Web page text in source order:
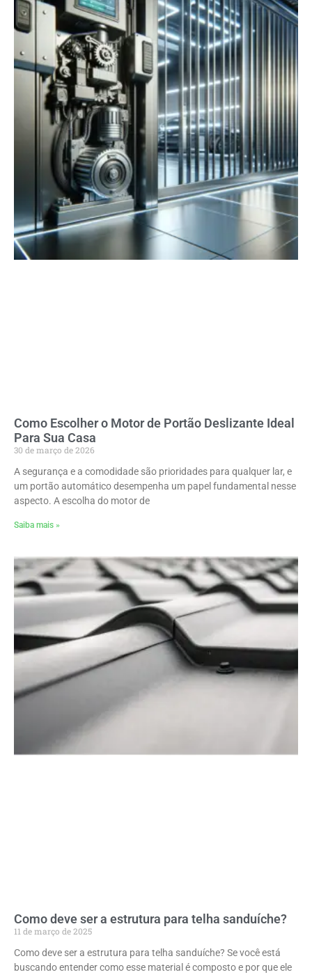
Como Escolher o Motor de Portão Deslizante Ideal
Para Sua Casa
30 de março de 2026
A segurança e a comodidade são prioridades para qualquer lar, e
um portão automático desempenha um papel fundamental nesse
aspecto. A escolha do motor de
Saiba mais »
Como deve ser a estrutura para telha sanduíche?
11 de março de 2025
Como deve ser a estrutura para telha sanduíche? Se você está
buscando entender como esse material é composto e por que ele